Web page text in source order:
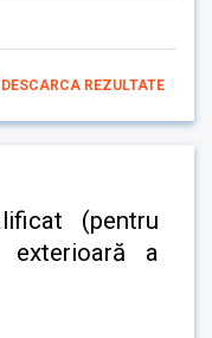
DESCARCA REZULTATE
(pentru
exterioară a